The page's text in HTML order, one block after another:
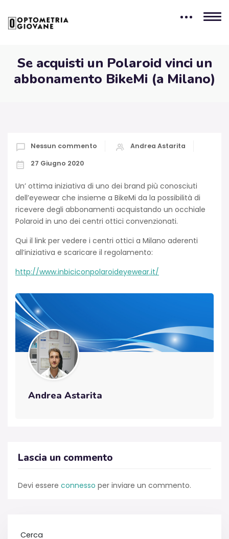
Se acquisti un Polaroid vinci un
abbonamento BikeMi (a Milano)
Nessun commento
Andrea Astarita
27 Giugno 2020
Un’ ottima iniziativa di uno dei brand più conosciuti
dell’eyewear che insieme a BikeMi da la possibilità di
ricevere degli abbonamenti acquistando un occhiale
Polaroid in uno dei centri ottici convenzionati.
Qui il link per vedere i centri ottici a Milano aderenti
all’iniziativa e scaricare il regolamento:
http://www.inbiciconpolaroideyewear.it/
Andrea Astarita
Lascia un commento
Devi essere connesso per inviare un commento.
Cerca